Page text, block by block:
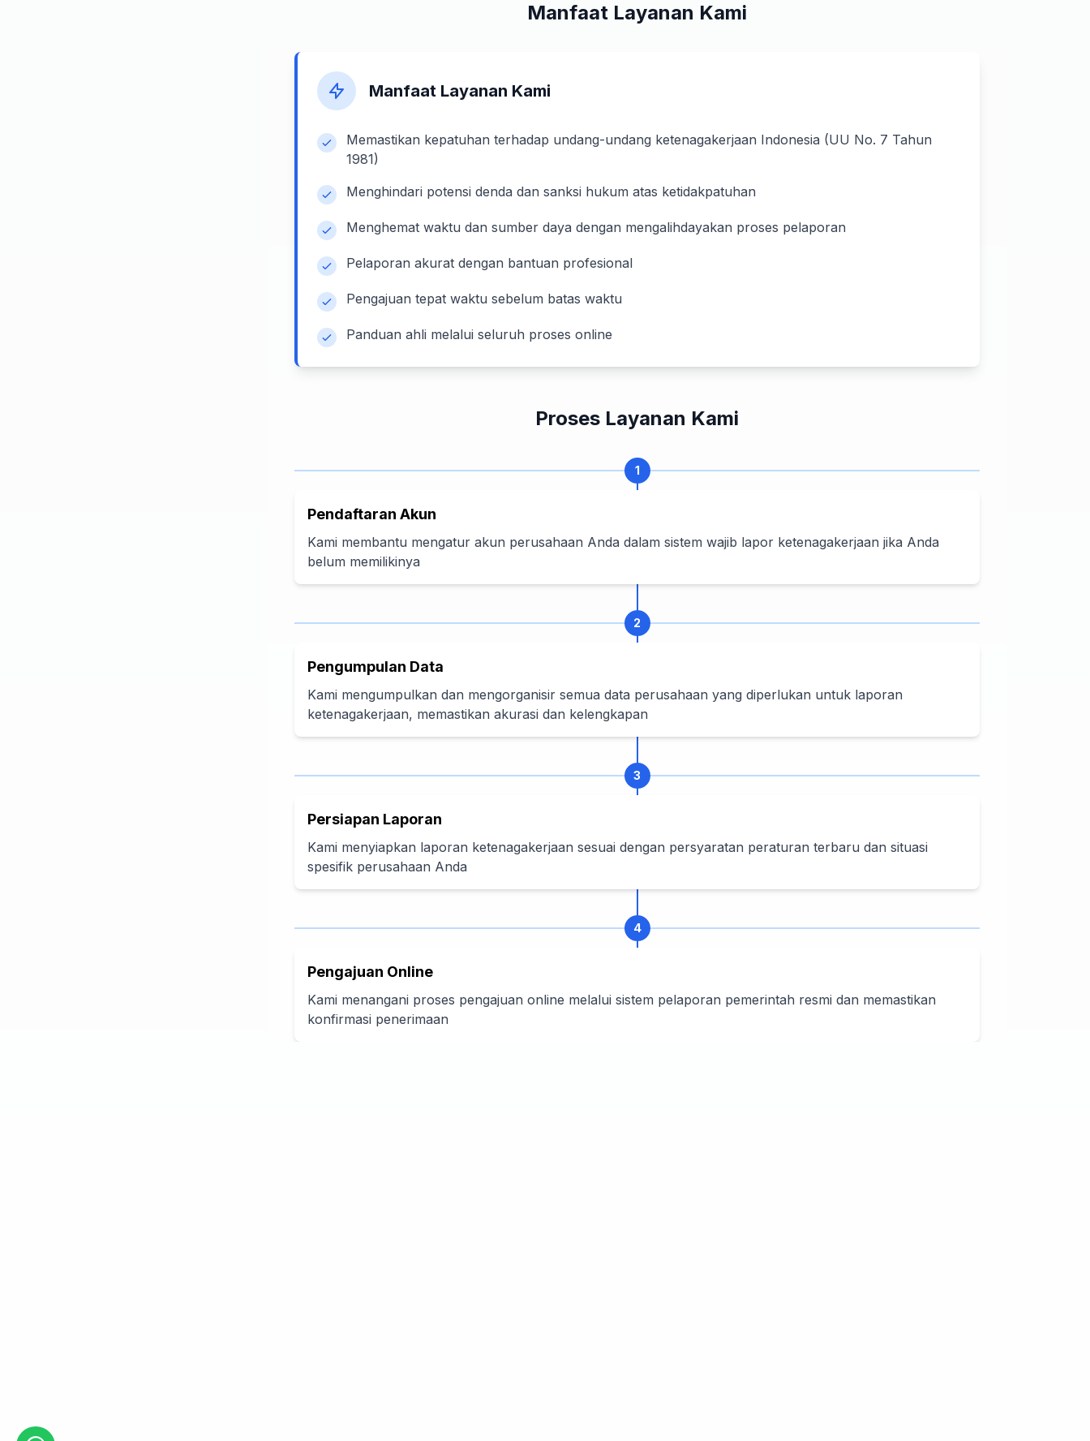
Manfaat Layanan Kami
Manfaat Layanan Kami
Memastikan kepatuhan terhadap undang-undang ketenagakerjaan Indonesia (UU No. 7 Tahun
1981)
Menghindari potensi denda dan sanksi hukum atas ketidakpatuhan
Menghemat waktu dan sumber daya dengan mengalihdayakan proses pelaporan
Pelaporan akurat dengan bantuan profesional
Pengajuan tepat waktu sebelum batas waktu
Panduan ahli melalui seluruh proses online
Proses Layanan Kami
1
Pendaftaran Akun
Kami membantu mengatur akun perusahaan Anda dalam sistem wajib lapor ketenagakerjaan jika Anda
belum memilikinya
2
Pengumpulan Data
Kami mengumpulkan dan mengorganisir semua data perusahaan yang diperlukan untuk laporan
ketenagakerjaan, memastikan akurasi dan kelengkapan
3
Persiapan Laporan
Kami menyiapkan laporan ketenagakerjaan sesuai dengan persyaratan peraturan terbaru dan situasi
spesifik perusahaan Anda
4
Pengajuan Online
Kami menangani proses pengajuan online melalui sistem pelaporan pemerintah resmi dan memastikan
konfirmasi penerimaan